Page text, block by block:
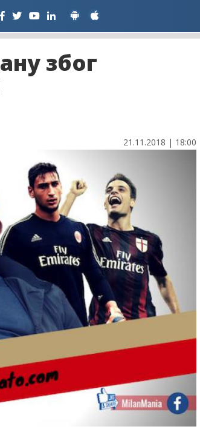
због
21.11.2018 | 18:00